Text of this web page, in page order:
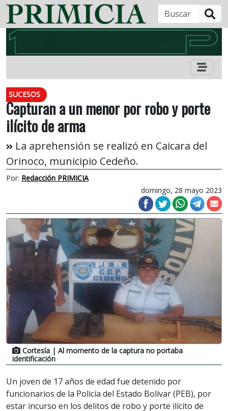
SUCESOS
Capturan a un menor por robo y porte
ilícito de arma
La aprehensión se realizó en Caicara del
Orinoco, municipio Cedeño.
Por: Redacción PRIMICIA
domingo, 28 mayo 2023
Cortesía | Al momento de la captura no portaba
identificación
Un joven de 17 años de edad fue detenido por
funcionarios de la Policía del Estado Bolívar (PEB), por
estar incurso en los delitos de robo y porte ilícito de